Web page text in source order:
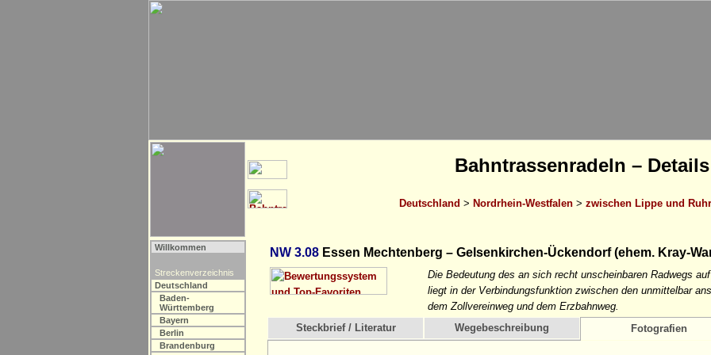
Bahntrassenradeln – Details
Deutschland > Nordrhein-Westfalen > zwischen Lippe und Ruhr
Willkommen
Streckenverzeichnis
Deutschland
Baden-
Württemberg
Bayern
Berlin
Brandenburg
NW 3.08 Essen Mechtenberg – Gelsenkirchen-Ückendorf (ehem. Kray-
Die Bedeutung des an sich recht unscheinbaren Radwegs
liegt in der Verbindungsfunktion zwischen den unmittelbar
dem Zollvereinweg und dem Erzbahnweg.
Steckbrief / Literatur
Wegebeschreibung Fotografien